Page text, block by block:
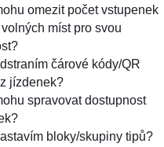
omezit počet vstupenek
míst pro svou
čárové kódy/QR
jízdenek?
spravovat dostupnost
bloky/skupiny tipů?